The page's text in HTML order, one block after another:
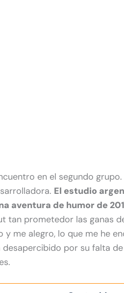
en el segundo
El estudio
aventura de humor de
tan prometedor las ganas
y me alegro, lo que me he
desapercibido por su falta